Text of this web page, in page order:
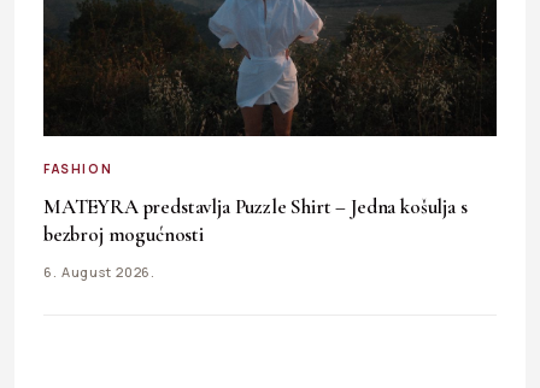
FASHION
MATEYRA predstavlja Puzzle Shirt – Jedna košulja s
bezbroj mogućnosti
6. August 2026.